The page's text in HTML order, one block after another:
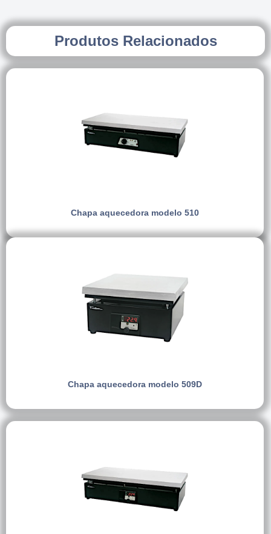
Produtos Relacionados
Chapa aquecedora modelo 510
Chapa aquecedora modelo 509D